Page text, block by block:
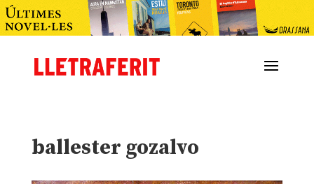
ballester gozalvo